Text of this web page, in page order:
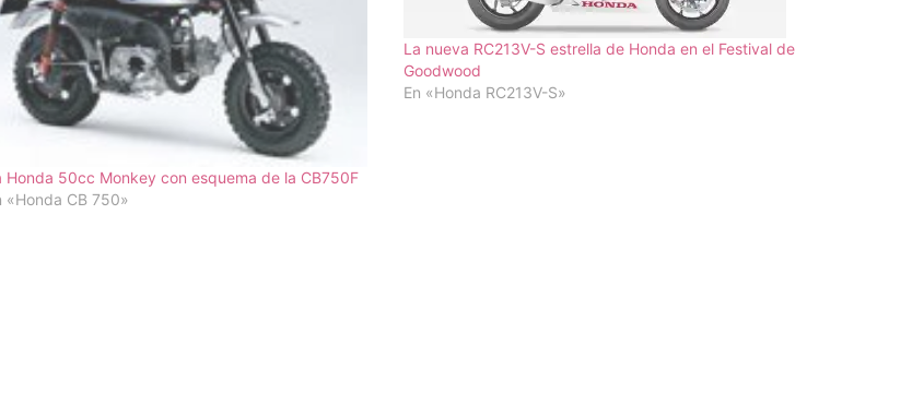
Honda 50cc Monkey con esquema de la CB750F
«Honda CB 750»
La nueva RC213V-S estrella de Honda en el Festival de
Goodwood
En «Honda RC213V-S»